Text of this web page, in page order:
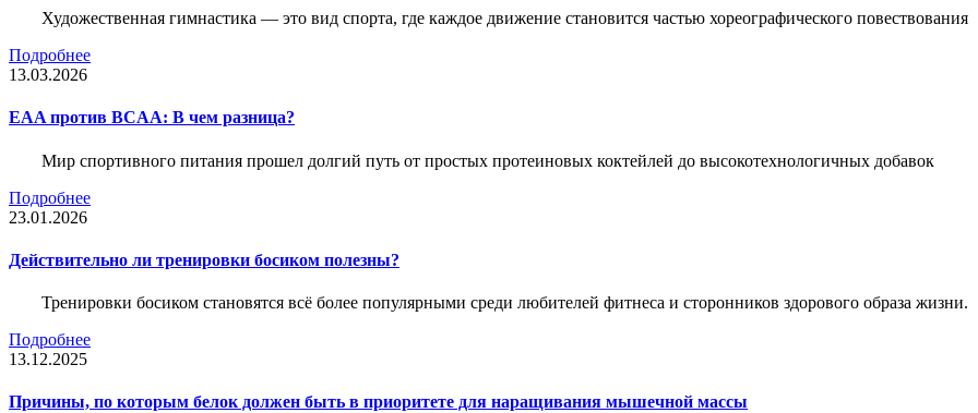
Художественная гимнастика — это вид спорта, где каждое движение становится частью хореографического повествования
Подробнее
13.03.2026
EAA против BCAA: В чем разница?
Мир спортивного питания прошел долгий путь от простых протеиновых коктейлей до высокотехнологичных добавок
Подробнее
23.01.2026
Действительно ли тренировки босиком полезны?
Тренировки босиком становятся всё более популярными среди любителей фитнеса и сторонников здорового образа жизни.
Подробнее
13.12.2025
Причины, по которым белок должен быть в приоритете для наращивания мышечной массы